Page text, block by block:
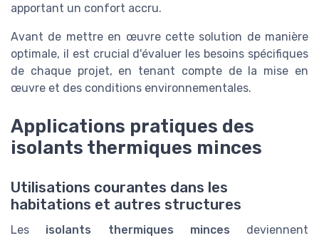
apportant un confort accru.
Avant de mettre en œuvre cette solution de manière
optimale, il est crucial d'évaluer les besoins spécifiques
de chaque projet, en tenant compte de la mise en
œuvre et des conditions environnementales.
Applications pratiques des
isolants thermiques minces
Utilisations courantes dans les
habitations et autres structures
Les isolants thermiques minces deviennent